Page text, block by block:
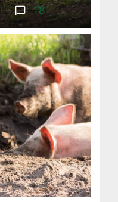
18